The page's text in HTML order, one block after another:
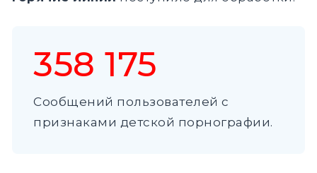
358 175
Сообщений пользователей с
признаками детской порнографии.